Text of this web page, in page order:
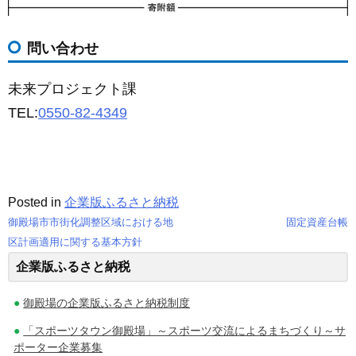
問い合わせ
未来プロジェクト課
TEL:0550-82-4349
Posted in 企業版ふるさと納税
投
稿
ナ
ビ
御殿場市市街化調整区域における地
区計画適用に関する基本方針
固定資産台帳
企業版ふるさと納税
御殿場の企業版ふるさと納税制度
「スポーツタウン御殿場」～スポーツ交流によるまちづくり～サ
ポーター企業募集